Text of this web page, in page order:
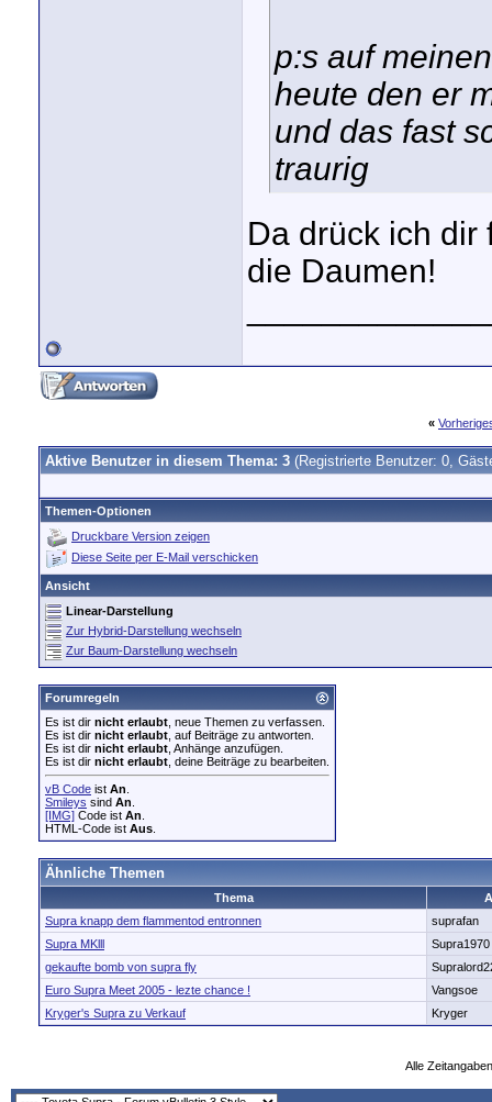
p:s auf
heute den er
und das fast
traurig
Da drück ich dir
die Daumen!
«
Aktive Benutzer in diesem Thema: 3 (Registrierte Benutzer: 0,
Themen-Optionen
Druckbare Version zeigen
Diese Seite per E-Mail verschicken
Ansicht
Linear-Darstellung
Zur Hybrid-Darstellung wechseln
Zur Baum-Darstellung wechseln
Forumregeln
Es ist dir nicht erlaubt , neue Themen zu verfassen.
Es ist dir nicht erlaubt , auf Beiträge zu antworten.
Es ist dir nicht erlaubt , Anhänge anzufügen.
Es ist dir nicht erlaubt , deine Beiträge zu bearbeiten.
vB Code ist An
Smileys sind An
[IMG] Code ist An
HTML-Code ist Aus
Ähnliche Themen
Thema
Supra knapp dem flammentod entronnen
suprafan
Supra MKlll
Supra1970
gekaufte bomb von supra fly
Euro Supra Meet 2005 - lezte chance !
Vangsoe
Kryger's Supra zu Verkauf
Kryger
Alle